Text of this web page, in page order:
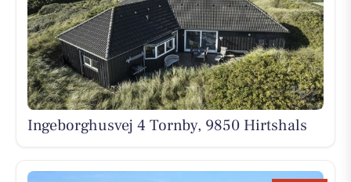
Ingeborghusvej 4 Tornby, 9850 Hirtshals